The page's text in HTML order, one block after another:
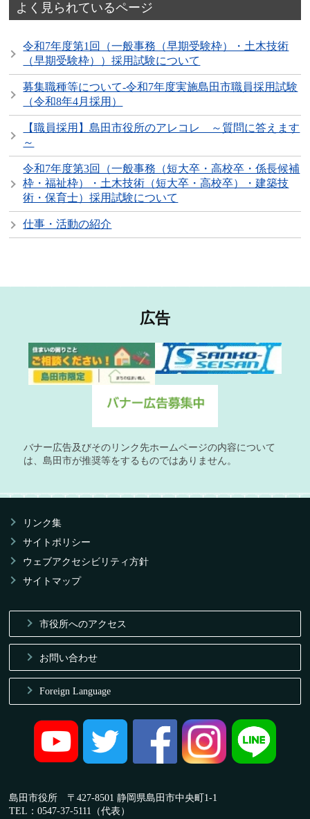
よく見られているページ
令和7年度第1回（一般事務（早期受験枠）・土木技術
（早期受験枠））採用試験について
募集職種等について-令和7年度実施島田市職員採用試験
（令和8年4月採用）
【職員採用】島田市役所のアレコレ ～質問に答えます
～
令和7年度第3回（一般事務（短大卒・高校卒・係長候補
枠・福祉枠）・土木技術（短大卒・高校卒）・建築技
術・保育士）採用試験について
仕事・活動の紹介
広告
バナー広告及びそのリンク先ホームページの内容について
は、島田市が推奨等をするものではありません。
リンク集
サイトポリシー
ウェブアクセシビリティ方針
サイトマップ
市役所へのアクセス
お問い合わせ
Foreign Language
島田市役所 〒427-8501 静岡県島田市中央町1-1
TEL：0547-37-5111（代表）